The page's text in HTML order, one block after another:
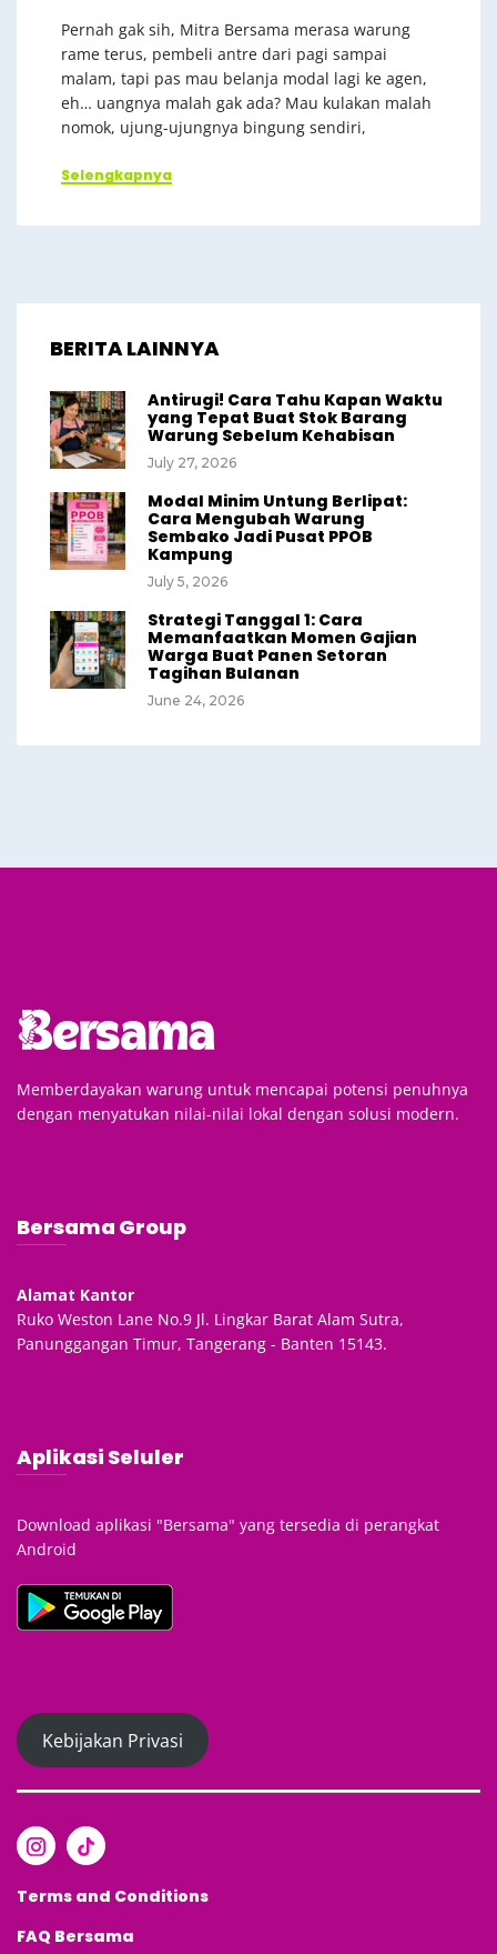
Pernah gak sih, Mitra Bersama merasa warung
rame terus, pembeli antre dari pagi sampai
malam, tapi pas mau belanja modal lagi ke agen,
eh… uangnya malah gak ada? Mau kulakan malah
nomok, ujung-ujungnya bingung sendiri,
Selengkapnya
BERITA LAINNYA
Antirugi! Cara Tahu Kapan Waktu
yang Tepat Buat Stok Barang
Warung Sebelum Kehabisan
July 27, 2026
Modal Minim Untung Berlipat:
Cara Mengubah Warung
Sembako Jadi Pusat PPOB
Kampung
July 5, 2026
Strategi Tanggal 1: Cara
Memanfaatkan Momen Gajian
Warga Buat Panen Setoran
Tagihan Bulanan
June 24, 2026
Memberdayakan warung untuk mencapai potensi penuhnya
dengan menyatukan nilai-nilai lokal dengan solusi modern.
Bersama Group
Alamat Kantor
Ruko Weston Lane No.9 Jl. Lingkar Barat Alam Sutra,
Panunggangan Timur, Tangerang - Banten 15143.
Aplikasi Seluler
Download aplikasi "Bersama" yang tersedia di perangkat
Android
Kebijakan Privasi
Terms and Conditions
FAQ Bersama